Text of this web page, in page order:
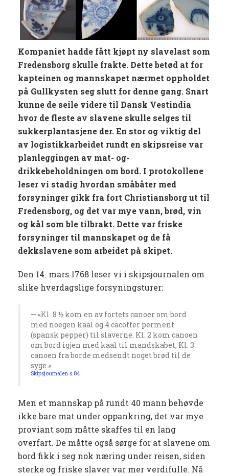
Kompaniet hadde fått kjøpt ny slavelast som
Fredensborg skulle frakte. Dette betød at for
kapteinen og mannskapet nærmet oppholdet
på Gullkysten seg slutt for denne gang. Snart
kunne de seile videre til Dansk Vestindia
hvor de fleste av slavene skulle selges til
sukkerplantasjene der. En stor og viktig del
av logistikkarbeidet rundt en skipsreise var
planleggingen av mat- og-
drikkebeholdningen om bord. I protokollene
leser vi stadig hvordan småbåter med
forsyninger gikk fra fort Christiansborg ut til
Fredensborg, og det var mye vann, brød, vin
og kål som ble tilbrakt. Dette var friske
forsyninger til mannskapet og de få
dekkslavene som arbeidet på skipet.
Den 14. mars 1768 leser vi i skipsjournalen om
slike hverdagslige forsyningsturer:
«Kl. 8 ½ kom en av fortets canoer om bord
med noegen kaal og 4 cacoffer perment
(spansk pepper) til slaverne. Kl. 2 kom canoen
om bord igjen med kaal til mandskabet, Kl. 3
canoen fra borde medsendt noget brød til de
syge.»
Skipsjournalen s.84
Men et mannskap på rundt 40 mann behøvde
ikke bare mat under oppankring, det var mye
proviant som måtte skaffes til en lang
overfart. De måtte også sørge for at slavene om
bord fikk i seg nok næring under reisen, siden
sterke og friske slaver var mer verdifulle. Nå